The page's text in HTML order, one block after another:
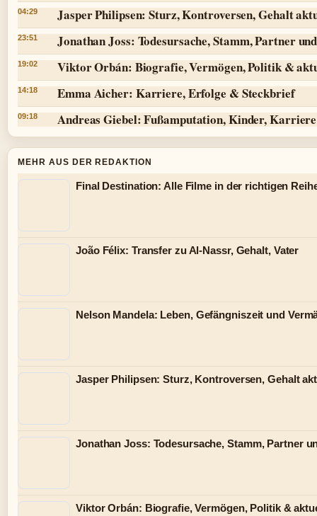
04:29 Jasper Philipsen: Sturz, Kontroversen, Gehalt
23:51 Jonathan Joss: Todesursache, Stamm, Partner
19:02 Viktor Orbán: Biografie, Vermögen, Politik &
14:18 Emma Aicher: Karriere, Erfolge & Steckbrief
09:18 Andreas Giebel: Fußamputation, Kinder,
MEHR AUS DER REDAKTION
Final Destination: Alle Filme in der richtigen
João Félix: Transfer zu Al-Nassr, Gehalt, Vater
Nelson Mandela: Leben, Gefängniszeit und
Jasper Philipsen: Sturz, Kontroversen, Gehalt
Jonathan Joss: Todesursache, Stamm, Partner
Viktor Orbán: Biografie, Vermögen, Politik &